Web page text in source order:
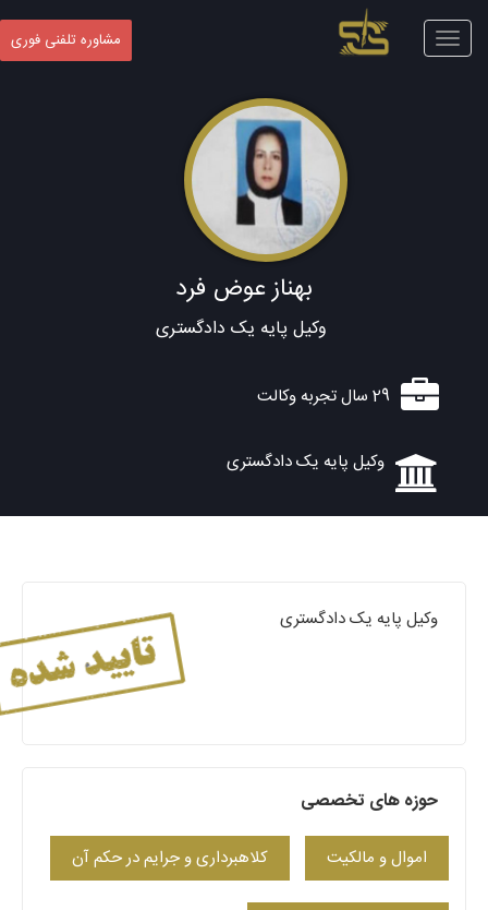
Toggle
navigation
مشاوره تلفنی فوری
بهناز عوض فرد
وکیل پایه یک دادگستری
29 سال تجربه وکالت
وکیل پایه یک دادگستری
وکیل پایه یک دادگستری
حوزه های تخصصی
اموال و مالکیت کلاهبرداری و جرایم در حکم آن